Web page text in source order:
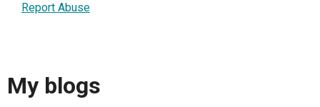
Report Abuse
My blogs